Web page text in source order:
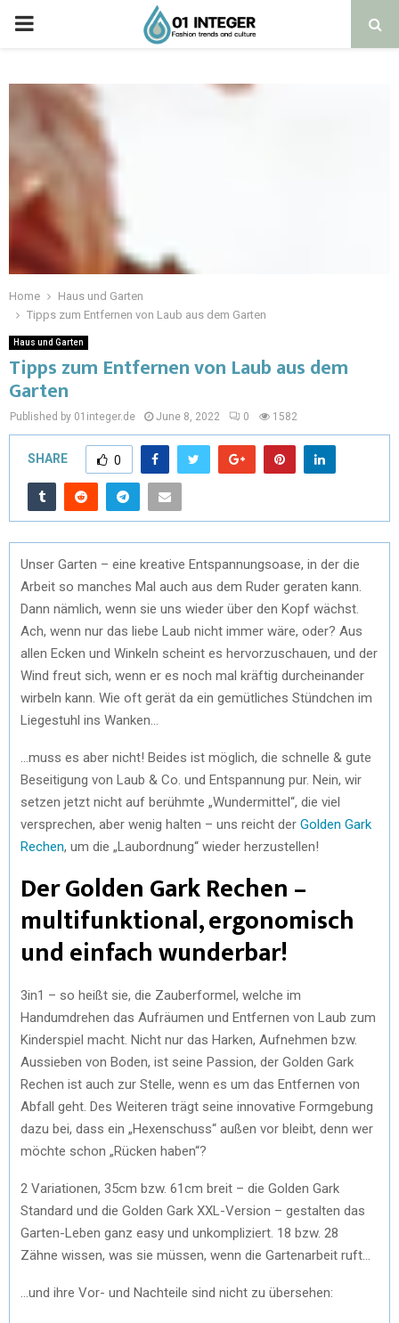
Home
Haus und Garten
Tipps zum Entfernen von Laub aus dem Garten
Haus und Garten
Tipps zum Entfernen von Laub aus dem
Garten
Published by 01integer.de June 8, 2022 0 1582
SHARE 0
Unser Garten – eine kreative Entspannungsoase, in der die
Arbeit so manches Mal auch aus dem Ruder geraten kann.
Dann nämlich, wenn sie uns wieder über den Kopf wächst.
Ach, wenn nur das liebe Laub nicht immer wäre, oder? Aus
allen Ecken und Winkeln scheint es hervorzuschauen, und der
Wind freut sich, wenn er es noch mal kräftig durcheinander
wirbeln kann. Wie oft gerät da ein gemütliches Stündchen im
Liegestuhl ins Wanken…
…muss es aber nicht! Beides ist möglich, die schnelle & gute
Beseitigung von Laub & Co. und Entspannung pur. Nein, wir
setzen jetzt nicht auf berühmte „Wundermittel“, die viel
versprechen, aber wenig halten – uns reicht der Golden Gark
Rechen, um die „Laubordnung“ wieder herzustellen!
Der Golden Gark Rechen –
multifunktional, ergonomisch
und einfach wunderbar!
3in1 – so heißt sie, die Zauberformel, welche im
Handumdrehen das Aufräumen und Entfernen von Laub zum
Kinderspiel macht. Nicht nur das Harken, Aufnehmen bzw.
Aussieben von Boden, ist seine Passion, der Golden Gark
Rechen ist auch zur Stelle, wenn es um das Entfernen von
Abfall geht. Des Weiteren trägt seine innovative Formgebung
dazu bei, dass ein „Hexenschuss“ außen vor bleibt, denn wer
möchte schon „Rücken haben“?
2 Variationen, 35cm bzw. 61cm breit – die Golden Gark
Standard und die Golden Gark XXL-Version – gestalten das
Garten-Leben ganz easy und unkompliziert. 18 bzw. 28
Zähne wissen, was sie müssen, wenn die Gartenarbeit ruft…
…und ihre Vor- und Nachteile sind nicht zu übersehen: